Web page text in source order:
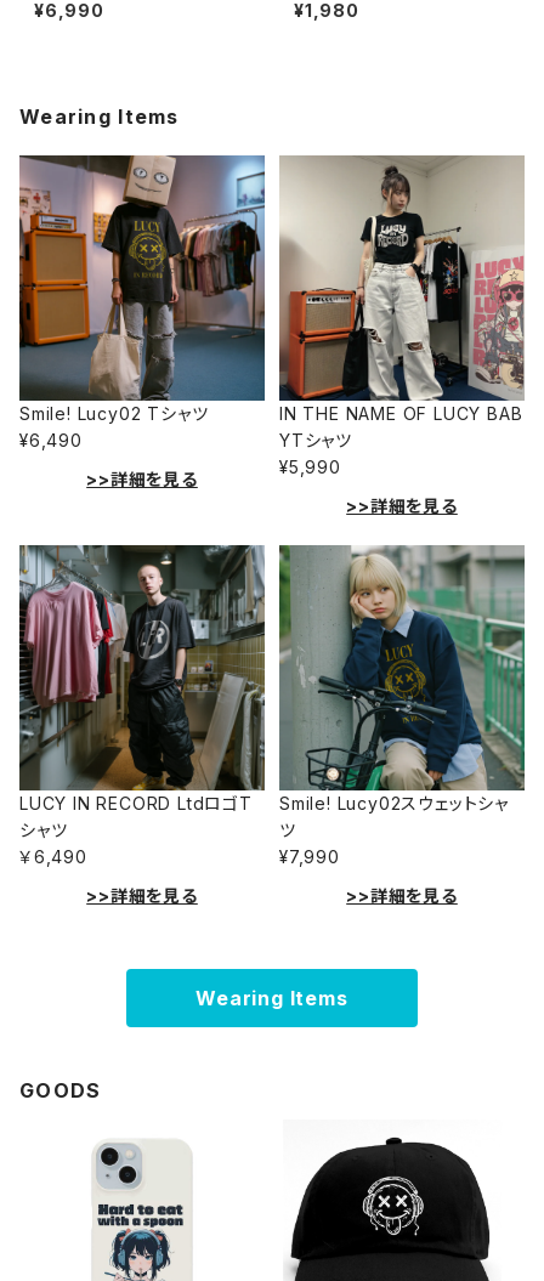
¥6,990 ¥1,980
Wearing Items
Smile! Lucy02 Tシャツ
¥6,490
>>詳細を見る
IN THE NAME OF LUCY BAB
YTシャツ
¥5,990
>>詳細を見る
LUCY IN RECORD LtdロゴT
シャツ
￥6,490
>>詳細を見る
Smile! Lucy02スウェットシャ
ツ
¥7,990
>>詳細を見る
Wearing Items
GOODS